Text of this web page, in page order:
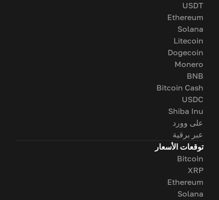
USDT
Ethereum
Solana
Litecoin
Dogecoin
Monero
BNB
Bitcoin Cash
USDC
Shiba Inu
على وورد
عبر برقية
توقعات الأسعار
Bitcoin
XRP
Ethereum
Solana